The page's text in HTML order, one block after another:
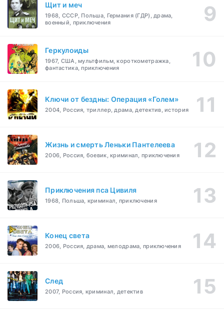
Щит и меч
1968, СССР, Польша, Германия (ГДР), драма,
военный, приключения
Геркулоиды
1967, США, мультфильм, короткометражка,
фантастика, приключения
Ключи от бездны: Операция «Голем»
2004, Россия, триллер, драма, детектив, история
Жизнь и смерть Леньки Пантелеева
2006, Россия, боевик, криминал, приключения
Приключения пса Цивиля
1968, Польша, криминал, приключения
Конец света
2006, Россия, драма, мелодрама, приключения
След
2007, Россия, криминал, детектив